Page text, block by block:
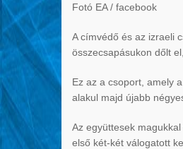
Fotó EA / facebook
A címvédő és az izraeli
összecsapásukon dőlt
Ez az a csoport, amely
alakul majd újabb
Az együttesek
első két-két válogatott